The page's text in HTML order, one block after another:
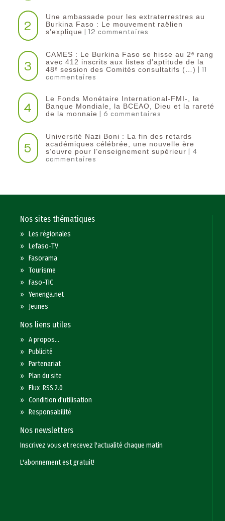
2
Une ambassade pour les extraterrestres au
Burkina Faso : Le mouvement raëlien
s’explique | 12 commentaires
3
CAMES : Le Burkina Faso se hisse au 2ᵉ rang
avec 412 inscrits aux listes d’aptitude de la
48ᵉ session des Comités consultatifs (…) | 11
commentaires
4
Le Fonds Monétaire International-FMI-, la
Banque Mondiale, la BCEAO, Dieu et la rareté
de la monnaie | 6 commentaires
5
Université Nazi Boni : La fin des retards
académiques célébrée, une nouvelle ère
s’ouvre pour l’enseignement supérieur | 4
commentaires
Nos sites thématiques
»Les régionales
»Lefaso-TV
»Fasorama
»Tourisme
»Faso-TIC
»Yenenga.net
» Jeunes
Nos liens utiles
»A propos...
»Publicité
»Partenariat
»Plan du site
»Flux RSS 2.0
»Condition d'utilisation
»Responsabilité
Nos newsletters
Inscrivez vous et recevez l'actualité chaque matin
L'abonnement est gratuit!